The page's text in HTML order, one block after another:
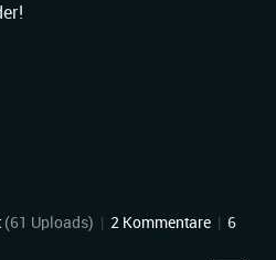
(61 Uploads) | 2 Kommentare | 6